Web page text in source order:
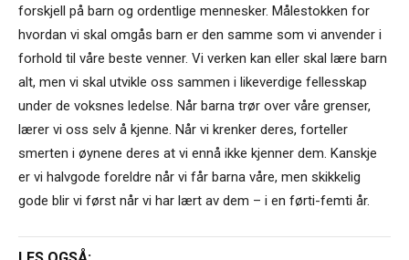
forskjell på barn og ordentlige mennesker. Målestokken for
hvordan vi skal omgås barn er den samme som vi anvender i
forhold til våre beste venner. Vi verken kan eller skal lære barn
alt, men vi skal utvikle oss sammen i likeverdige fellesskap
under de voksnes ledelse. Når barna trør over våre grenser,
lærer vi oss selv å kjenne. Når vi krenker deres, forteller
smerten i øynene deres at vi ennå ikke kjenner dem. Kanskje
er vi halvgode foreldre når vi får barna våre, men skikkelig
gode blir vi først når vi har lært av dem – i en førti-femti år.